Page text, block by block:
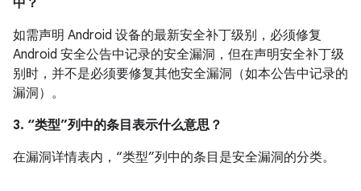
中？
如需声明 Android 设备的最新安全补丁级别，必须修复
Android 安全公告中记录的安全漏洞，但在声明安全补丁级
别时，并不是必须要修复其他安全漏洞（如本公告中记录的
漏洞）。
3. “类型”列中的条目表示什么意思？
在漏洞详情表内，“类型”列中的条目是安全漏洞的分类。